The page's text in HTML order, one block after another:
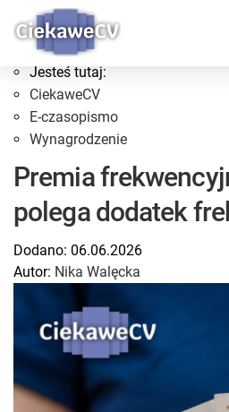
Wynagrodzenie
Jesteś tutaj:
CiekaweCV
E-czasopismo
Wynagrodzenie
Premia
polega dodatek
Dodano: 06.06.2026
Autor: Nika Walęcka